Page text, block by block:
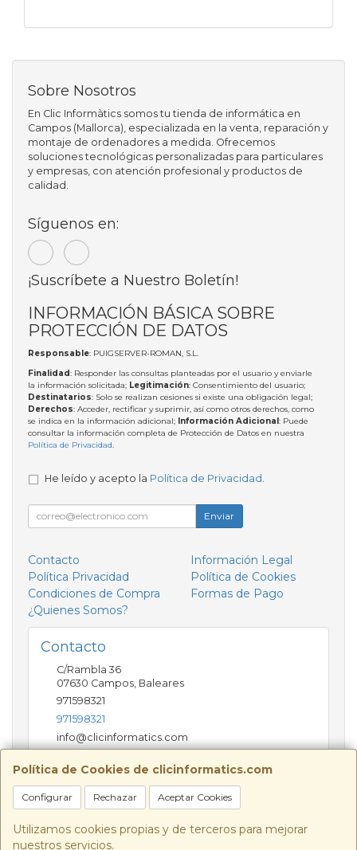
Política de Cookies de clicinformatics.com
Configurar Rechazar Aceptar Cookies
Utilizamos cookies propias y de terceros para mejorar
nuestros servicios.
Sobre Nosotros
En Clic Informàtics somos tu tienda de informática en
Campos (Mallorca), especializada en la venta, reparación y
montaje de ordenadores a medida. Ofrecemos
soluciones tecnológicas personalizadas para particulares
y empresas, con atención profesional y productos de
calidad.
Síguenos en:
¡Suscríbete a Nuestro Boletín!
INFORMACIÓN BÁSICA SOBRE
PROTECCIÓN DE DATOS
Responsable: PUIGSERVER-ROMAN, S.L.
Finalidad: Responder las consultas planteadas por el usuario y enviarle
la información solicitada; Legitimación: Consentimiento del usuario;
Destinatarios: Solo se realizan cesiones si existe una obligación legal;
Derechos: Acceder, rectificar y suprimir, así como otros derechos, como
se indica en la información adicional; Información Adicional: Puede
consultar la información completa de Protección de Datos en nuestra
Política de Privacidad.
He leído y acepto la Política de Privacidad
Enviar
Contacto
Información Legal
Política Privacidad
Política de Cookies
Condiciones de Compra
Formas de Pago
¿Quienes Somos?
Contacto
C/Rambla 36
07630 Campos Baleares
971598321
971598321
info@clicinformatics.com
Horario
De lunes a viernes 9:00-13:30/16:00-19:30 Sábados
10:00-13:00